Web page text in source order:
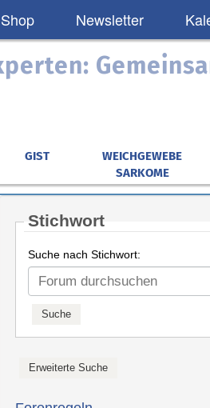
Shop Newsletter
GIST
WEICHGEWEBE
SARKOME
Stichwort
Suche nach Stichwort: